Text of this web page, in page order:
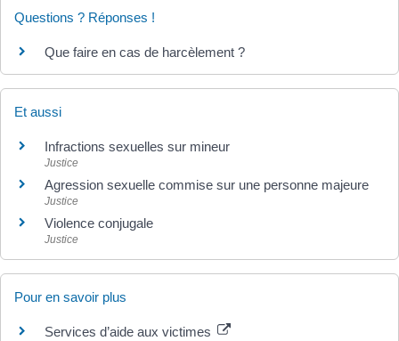
Questions ? Réponses !
Que faire en cas de harcèlement ?
Et aussi
Infractions sexuelles sur mineur
Justice
Agression sexuelle commise sur une personne majeure
Justice
Violence conjugale
Justice
Pour en savoir plus
Services d’aide aux victimes